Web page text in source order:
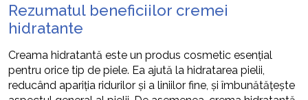
Rezumatul beneficiilor cremei
hidratante
Creama hidratantă este un produs cosmetic esențial
pentru orice tip de piele. Ea ajută la hidratarea pielii,
reducând apariția ridurilor și a liniilor fine, și îmbunătățește